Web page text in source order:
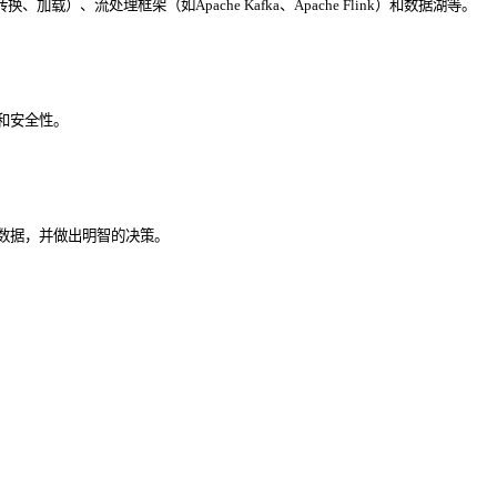
加载）、流处理框架（如Apache Kafka、Apache Flink）和数据湖等。
全性。
，并做出明智的决策。